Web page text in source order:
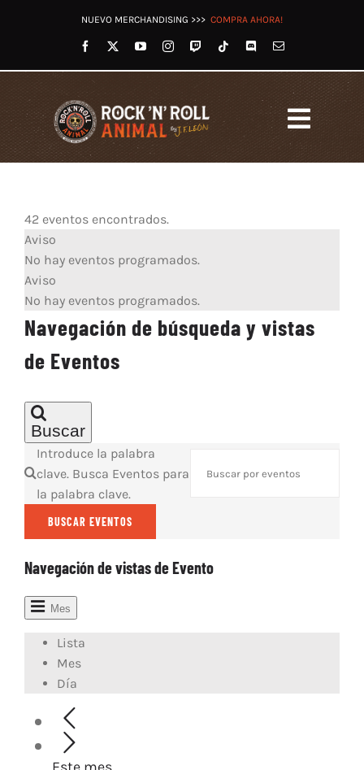
NUEVO MERCHANDISING >>> COMPRA AHORA!
OTROS PODCASTS
VÍDEOS
TWITCH
REDES
TIENDA
BLOG
QUÉ HACEMOS
MECENAZGO
CONTRATACIÓN
CONTACTO
42 eventos encontrados.
Eventos
Aviso
No hay eventos programados.
Aviso
No hay eventos programados.
Navegación de búsqueda y vistas
de Eventos
Buscar
Introduce la palabra
clave. Busca Eventos para
la palabra clave.
BUSCAR EVENTOS
Navegación de vistas de Evento
Mes
Lista
Mes
Día